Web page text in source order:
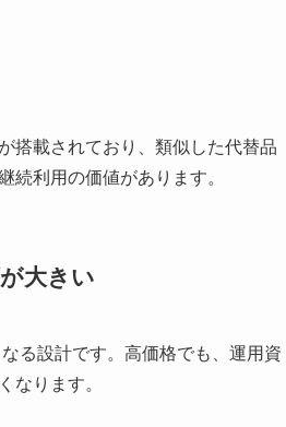
搭載されており、類似した代替品
続利用の価値があります。
大きい
る設計です。高価格でも、運用資
なります。